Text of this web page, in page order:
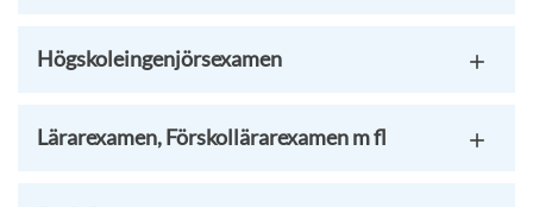
Högskoleingenjörsexamen
Lärarexamen, Förskollärarexamen m fl